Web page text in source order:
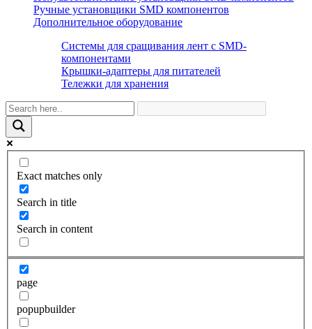
Ручные установщики SMD компонентов
Дополнительное оборудование
Системы для сращивания лент с SMD-
компонентами
Крышки-адаптеры для питателей
Тележки для хранения
Exact matches only
Search in title
Search in content
page
popupbuilder